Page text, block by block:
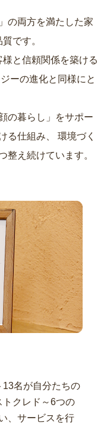
の両方を満たした家
です。
と信頼関係を築ける
の暮らし」をサポー
る仕組み、
整え続けています。
名が自分たちの
クレド～6つの
、サービスを行